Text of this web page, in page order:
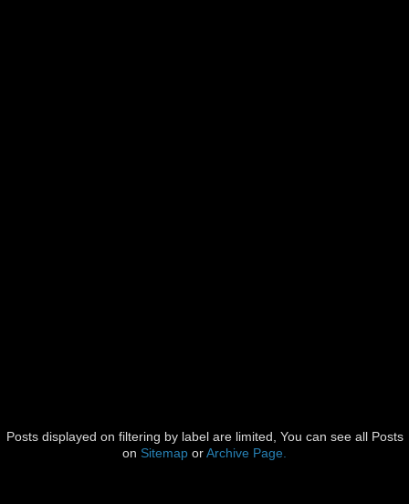
Posts displayed on filtering by label are limited, You can see all Posts
on Sitemap orArchive Page.